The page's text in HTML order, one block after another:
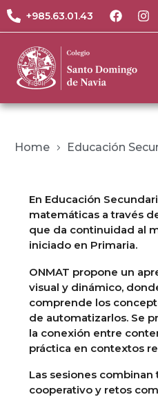
+985.63.01.43
Home Educación
En Educación
matemáticas a través
que da continuidad al
iniciado en Primaria.
ONMAT propone un
visual y dinámico,
comprende los
de automatizarlos. Se
la conexión entre
práctica en contextos
Las sesiones
cooperativo y retos